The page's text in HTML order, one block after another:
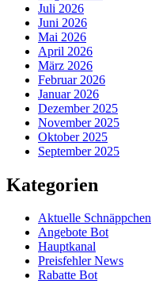
Juli 2026
Juni 2026
Mai 2026
April 2026
März 2026
Februar 2026
Januar 2026
Dezember 2025
November 2025
Oktober 2025
September 2025
Kategorien
Aktuelle Schnäppchen
Angebote Bot
Hauptkanal
Preisfehler News
Rabatte Bot